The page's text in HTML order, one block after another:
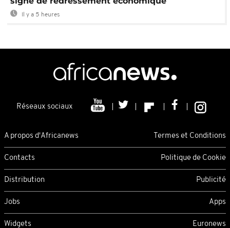
Il y a 5 heures
Réseaux sociaux
A propos d'Africanews Termes et Conditions
Contacts Politique de Cookie
Distribution Publicité
Jobs Apps
Widgets Euronews